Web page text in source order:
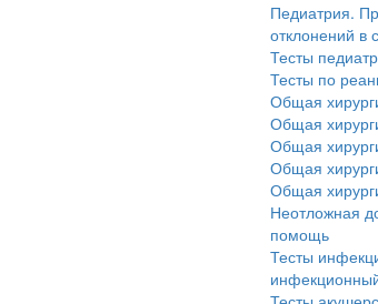
Педиатрия.
отклонений в
Тесты
Тесты по
Общая
Общая
Общая
Общая
Общая
Неотложная
помощь
Тесты